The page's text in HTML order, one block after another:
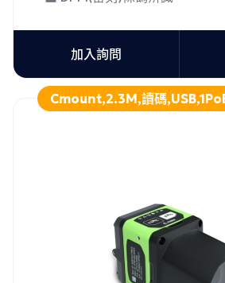
加入詢問
Cmount,2.3M,讀碼